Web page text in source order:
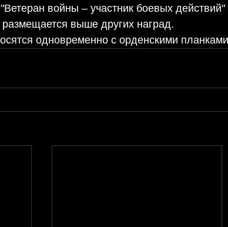
войны – участник боевых действий"
размещается выше других наград.
одновременно с орденскими